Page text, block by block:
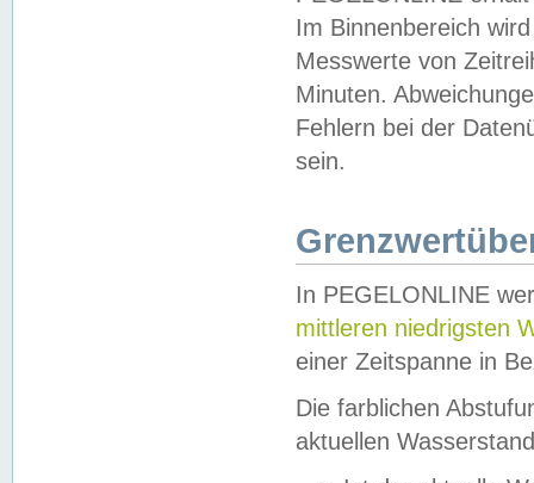
Im Binnenbereich
Messwerte von
Minuten.
Fehlern bei der
sein.
In PEGELONLINE
mittleren niedrigsten
einer Zeitspanne in
Die farblichen
aktuellen